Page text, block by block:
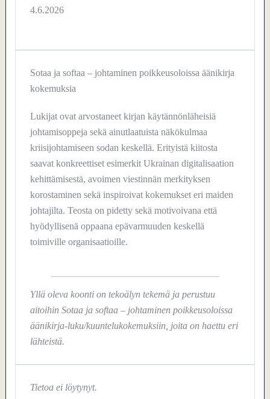
4.6.2026
Sotaa ja softaa – johtaminen poikkeusoloissa äänikirja
kokemuksia
Lukijat ovat arvostaneet kirjan käytännönläheisiä
johtamisoppeja sekä ainutlaatuista näkökulmaa
kriisijohtamiseen sodan keskellä. Erityistä kiitosta
saavat konkreettiset esimerkit Ukrainan digitalisaation
kehittämisestä, avoimen viestinnän merkityksen
korostaminen sekä inspiroivat kokemukset eri maiden
johtajilta. Teosta on pidetty sekä motivoivana että
hyödyllisenä oppaana epävarmuuden keskellä
toimiville organisaatioille.
Yllä oleva koonti on tekoälyn tekemä ja perustuu
aitoihin Sotaa ja softaa – johtaminen poikkeusoloissa
äänikirja-luku/kuuntelukokemuksiin, joita on haettu eri
lähteistä.
Tietoa ei löytynyt.